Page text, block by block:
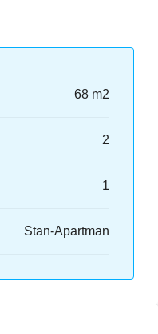
68 m2
2
1
Stan-Apartman